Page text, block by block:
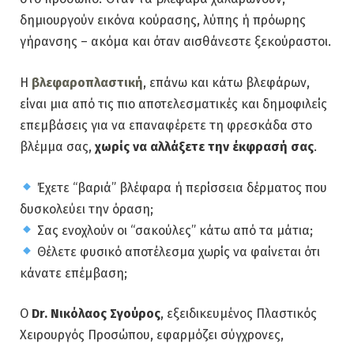
δημιουργούν εικόνα κούρασης, λύπης ή πρόωρης
γήρανσης – ακόμα και όταν αισθάνεστε ξεκούραστοι.
Η βλεφαροπλαστική, επάνω και κάτω βλεφάρων,
είναι μια από τις πιο αποτελεσματικές και δημοφιλείς
επεμβάσεις για να επαναφέρετε τη φρεσκάδα στο
βλέμμα σας, χωρίς να αλλάξετε την έκφρασή σας.
Έχετε “βαριά” βλέφαρα ή περίσσεια δέρματος που
δυσκολεύει την όραση;
Σας ενοχλούν οι “σακούλες” κάτω από τα μάτια;
Θέλετε φυσικό αποτέλεσμα χωρίς να φαίνεται ότι
κάνατε επέμβαση;
Ο Dr. Νικόλαος Σγούρος, εξειδικευμένος Πλαστικός
Χειρουργός Προσώπου, εφαρμόζει σύγχρονες,